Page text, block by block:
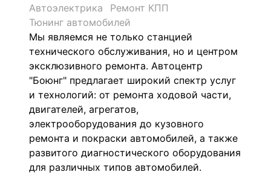
Автоэлектрика
Ремонт КПП
Тюнинг автомобилей
Мы являемся не только станцией
технического обслуживания, но и центром
эксклюзивного ремонта. Автоцентр
"Боюнг" предлагает широкий спектр услуг
и технологий: от ремонта ходовой части,
двигателей, агрегатов,
электрооборудования до кузовного
ремонта и покраски автомобилей, а также
развитого диагностического оборудования
для различных типов автомобилей.